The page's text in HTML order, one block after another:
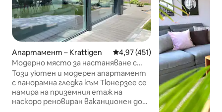
Апартамент – Krattigen Средна оценка: 4,97 от 5,
4,97 (451)
Модерно място за настаняване с
панорамнамен изглед към езерото
Тун
Този уютен и модерен апартамент
с панорамна гледка към Тюнерзее се
намира на приземния етаж на
наскоро реновиран ваканционен дом.